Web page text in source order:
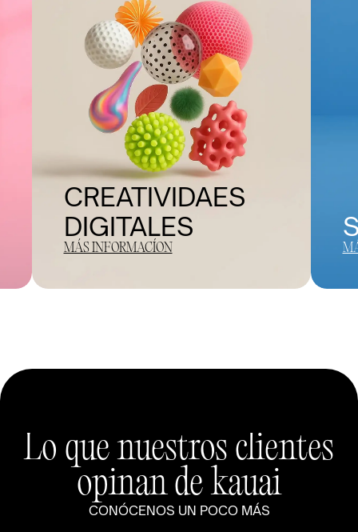
CREATIVIDAES
DIGITALES
MÁS INFORMACÍON
Lo que nuestros clientes
opinan de kauai
CONÓCENOS UN POCO MÁS